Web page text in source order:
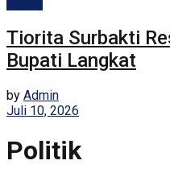
Tiorita Surbakti
Bupati Langkat
by Admin
Juli 10, 2026
Politik